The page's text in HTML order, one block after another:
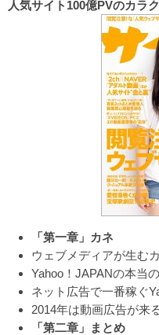
人気サイト100億PVのカラ
「第一章」カネ
ウェブメディアが生む
Yahoo！JAPANの本当
ネット広告で一番稼ぐ
2014年は動画広告が来
「第二章」まとめ